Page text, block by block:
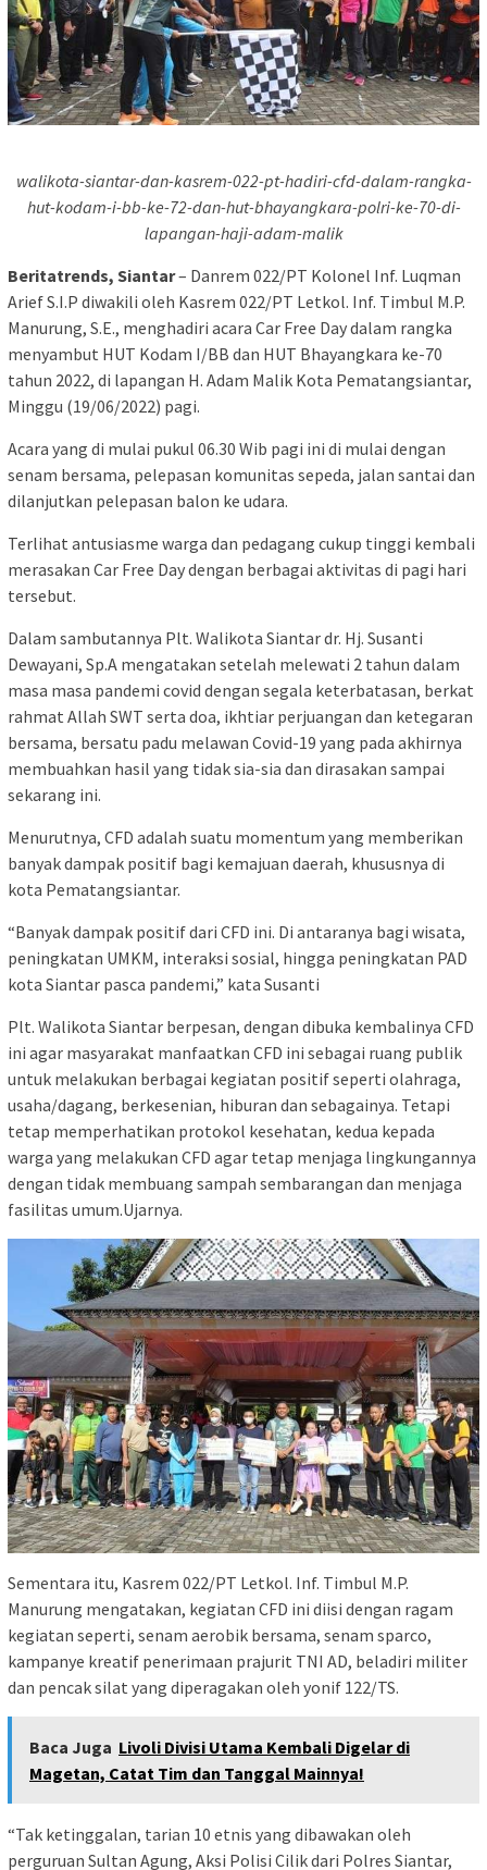
walikota-siantar-dan-kasrem-022-pt-hadiri-cfd-dalam-rangka-
hut-kodam-i-bb-ke-72-dan-hut-bhayangkara-polri-ke-70-di-
lapangan-haji-adam-malik
Beritatrends, Siantar– Danrem 022/PT Kolonel Inf. Luqman
Arief S.I.P diwakili oleh Kasrem 022/PT Letkol. Inf. Timbul M.P.
Manurung, S.E., menghadiri acara Car Free Day dalam rangka
menyambut HUT Kodam I/BB dan HUT Bhayangkara ke-70
tahun 2022, di lapangan H. Adam Malik Kota Pematangsiantar,
Minggu (19/06/2022) pagi.
Acara yang di mulai pukul 06.30 Wib pagi ini di mulai dengan
senam bersama, pelepasan komunitas sepeda, jalan santai dan
dilanjutkan pelepasan balon ke udara.
Terlihat antusiasme warga dan pedagang cukup tinggi kembali
merasakan Car Free Day dengan berbagai aktivitas di pagi hari
tersebut.
Dalam sambutannya Plt. Walikota Siantar dr. Hj. Susanti
Dewayani, Sp.A mengatakan setelah melewati 2 tahun dalam
masa masa pandemi covid dengan segala keterbatasan, berkat
rahmat Allah SWT serta doa, ikhtiar perjuangan dan ketegaran
bersama, bersatu padu melawan Covid-19 yang pada akhirnya
membuahkan hasil yang tidak sia-sia dan dirasakan sampai
sekarang ini.
Menurutnya, CFD adalah suatu momentum yang memberikan
banyak dampak positif bagi kemajuan daerah, khususnya di
kota Pematangsiantar.
“Banyak dampak positif dari CFD ini. Di antaranya bagi wisata,
peningkatan UMKM, interaksi sosial, hingga peningkatan PAD
kota Siantar pasca pandemi,” kata Susanti
Plt. Walikota Siantar berpesan, dengan dibuka kembalinya CFD
ini agar masyarakat manfaatkan CFD ini sebagai ruang publik
untuk melakukan berbagai kegiatan positif seperti olahraga,
usaha/dagang, berkesenian, hiburan dan sebagainya. Tetapi
tetap memperhatikan protokol kesehatan, kedua kepada
warga yang melakukan CFD agar tetap menjaga lingkungannya
dengan tidak membuang sampah sembarangan dan menjaga
fasilitas umum.Ujarnya.
Sementara itu, Kasrem 022/PT Letkol. Inf. Timbul M.P.
Manurung mengatakan, kegiatan CFD ini diisi dengan ragam
kegiatan seperti, senam aerobik bersama, senam sparco,
kampanye kreatif penerimaan prajurit TNI AD, beladiri militer
dan pencak silat yang diperagakan oleh yonif 122/TS.
Baca Juga Livoli Divisi Utama Kembali Digelar di
Magetan, Catat Tim dan Tanggal Mainnya!
“Tak ketinggalan, tarian 10 etnis yang dibawakan oleh
perguruan Sultan Agung, Aksi Polisi Cilik dari Polres Siantar,